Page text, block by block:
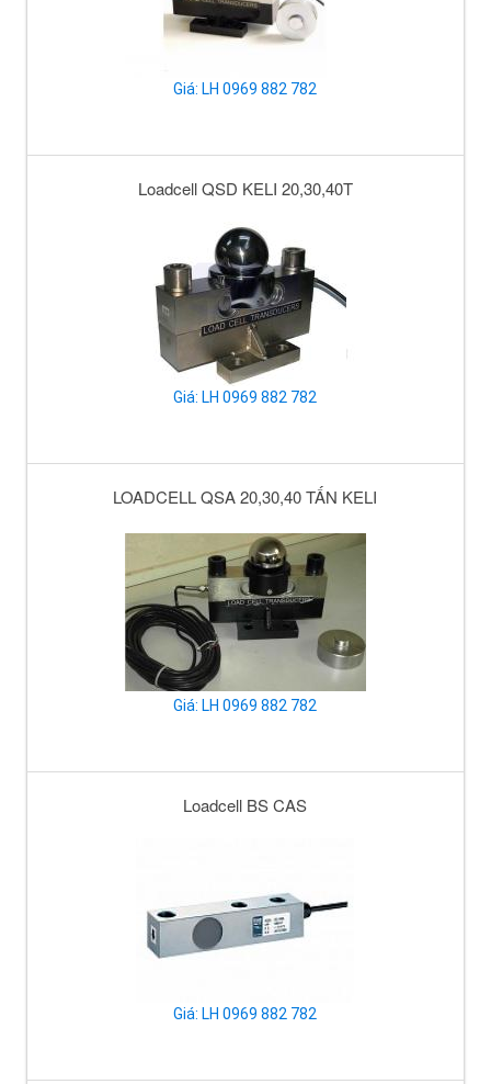
Giá: LH 0969 882 782
Loadcell QSD KELI 20,30,40T
Giá: LH 0969 882 782
LOADCELL QSA 20,30,40 TẤN KELI
Giá: LH 0969 882 782
Loadcell BS CAS
Giá: LH 0969 882 782